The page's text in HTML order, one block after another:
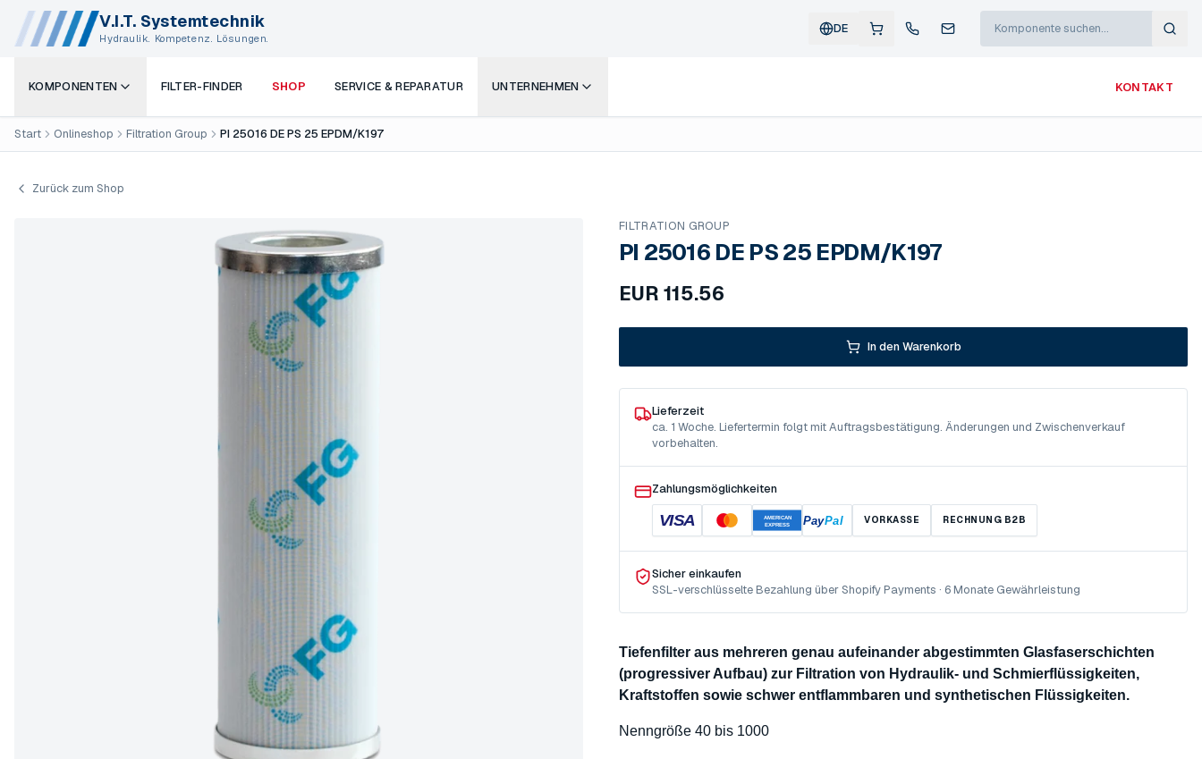
V.I.T. Systemtechnik
Hydraulik. Kompetenz. Lösungen.
DE
KOMPONENTEN FILTER-FINDER SHOP SERVICE & REPARATUR UNTERNEHMEN KONTAKT
Start Onlineshop Filtration Group PI 25016 DE PS 25 EPDM/K197
Zurück zum Shop
FILTRATION GROUP
PI 25016 DE PS 25 EPDM/K197
EUR 115.56
In den Warenkorb
Lieferzeit
ca. 1 Woche. Liefertermin folgt mit Auftragsbestätigung. Änderungen und Zwischenverkauf
vorbehalten.
Zahlungsmöglichkeiten
VISA
AMERICAN
EXPRESS
PayPal VORKASSE RECHNUNG B2B
Sicher einkaufen
SSL-verschlüsselte Bezahlung über Shopify Payments · 6 Monate Gewährleistung
Tiefenfilter aus mehreren genau aufeinander abgestimmten Glasfaserschichten
(progressiver Aufbau) zur Filtration von Hydraulik- und Schmierflüssigkeiten,
Kraftstoffen sowie schwer entflammbaren und synthetischen Flüssigkeiten.
Nenngröße 40 bis 1000